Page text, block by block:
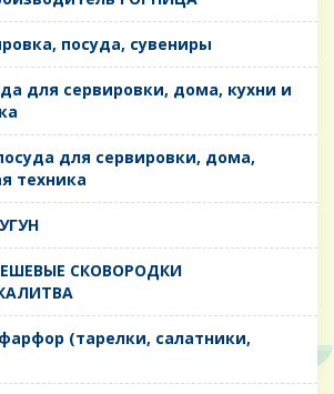
посуда, сувениры
для сервировки, дома, кухни и
посуда для сервировки, дома,
техника
СКОВОРОДКИ
- фарфор (тарелки, салатники,